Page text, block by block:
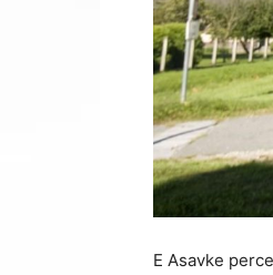
E Asavke